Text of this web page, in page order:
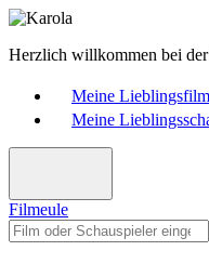
Herzlich willkommen bei
Meine
Meine
Filmeule